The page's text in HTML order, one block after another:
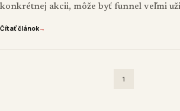
konkrétnej akcii, môže byť funnel veľmi uži
Čítať článok→
1